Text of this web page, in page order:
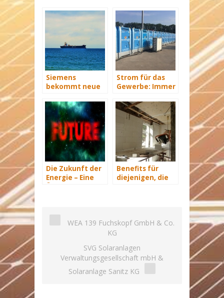
Siemens
bekommt neue
Schiffe
Strom für das
Gewerbe: Immer
versorgt
Die Zukunft der
Energie – Eine
Benefits für
diejenigen, die
WEA 139 Fuchskopf GmbH & Co.
KG
SVG Solaranlagen
Verwaltungsgesellschaft mbH &
Solaranlage Sanitz KG